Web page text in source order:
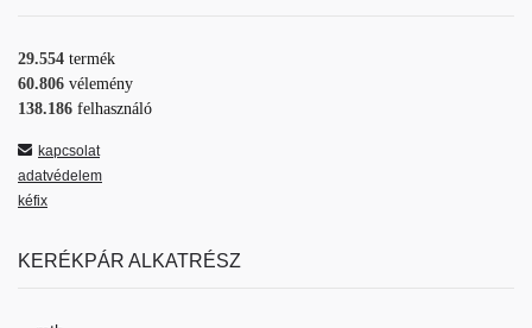
29.554 termék
60.806 vélemény
138.186 felhasználó
kapcsolat
adatvédelem
kéfix
KERÉKPÁR ALKATRÉSZ